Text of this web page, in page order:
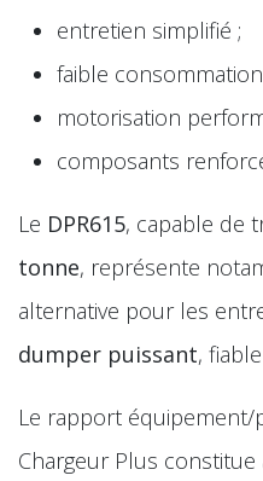
entretien simplifié ;
faible
motorisation
composants
Le DPR615, capable de
tonne, représente
alternative pour les
dumper puissant,
Le rapport
Chargeur Plus